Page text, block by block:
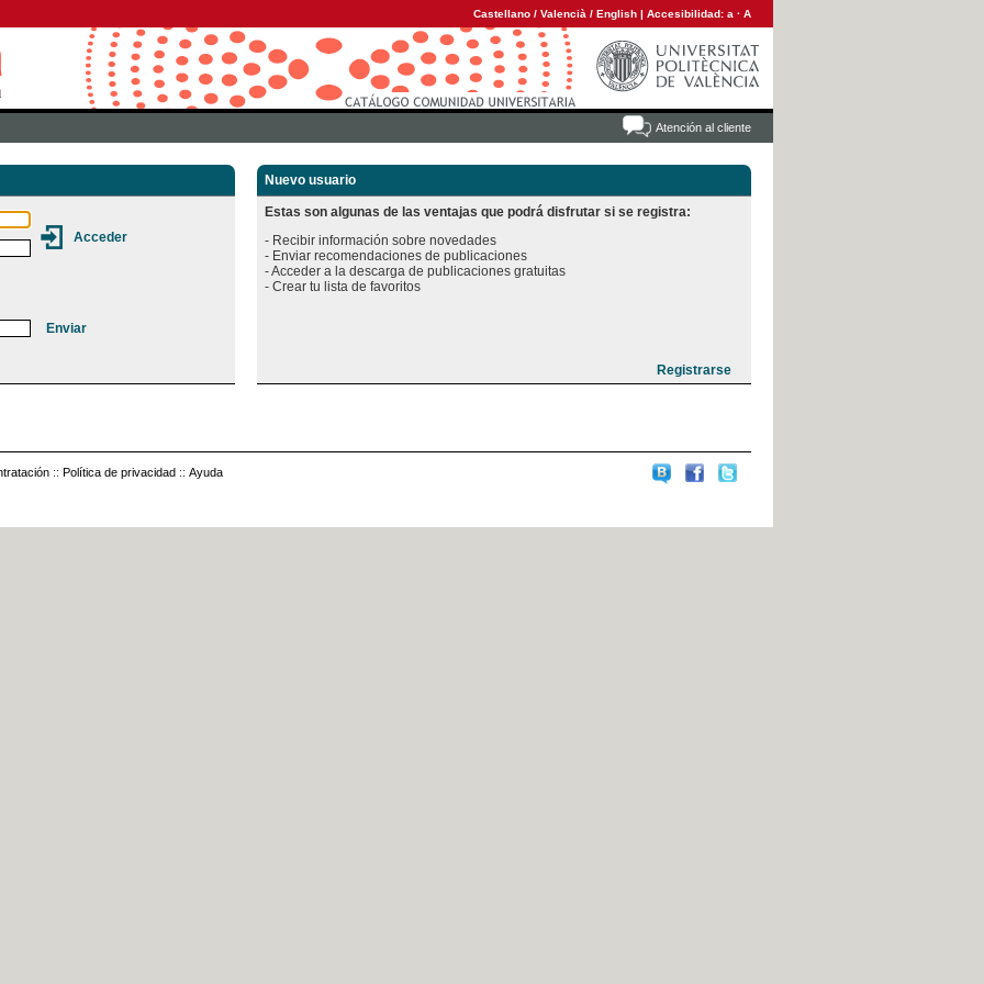
Castellano / Valencià / English | Accesibilidad: a · A
Atención al cliente
Nuevo usuario
Estas son algunas de las ventajas que podrá disfrutar si se registra:
- Recibir información sobre novedades
- Enviar recomendaciones de publicaciones
- Acceder a la descarga de publicaciones gratuitas
:: Política de privacidad :: Ayuda